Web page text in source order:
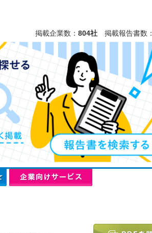
掲載企業数： 804社 掲載報告書数：